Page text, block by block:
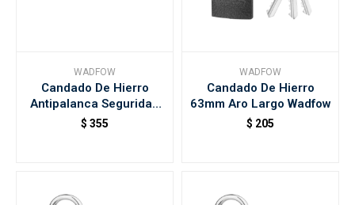
WADFOW
Candado De Hierro
Antipalanca Seguridad
90mm
$ 355
WADFOW
Candado De Hierro
63mm Aro Largo Wadfow
$ 205